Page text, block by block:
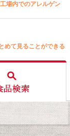
場内でのアレルゲン
めて見ることができる